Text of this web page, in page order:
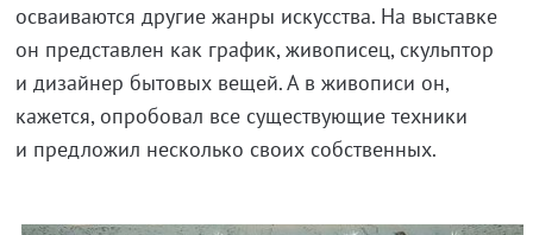
осваиваются другие жанры искусства. На выставке
он представлен как график, живописец, скульптор
и дизайнер бытовых вещей. А в живописи он,
кажется, опробовал все существующие техники
и предложил несколько своих собственных.